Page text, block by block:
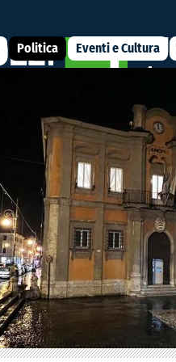
Politica Eventi e Cultura